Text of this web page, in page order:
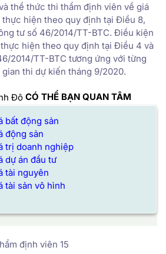
thể thức thi thẩm định viên về giá
thực hiện theo quy định tại Điều 8,
tư số 46/2014/TT-BTC. Điều kiện
hiện theo quy định tại Điều 4 và
2014/TT-BTC tương ứng với từng
thi dự kiến tháng 9/2020.
CÓ THỂ BẠN QUAN TÂM
bất động sản
động sản
trị doanh nghiệp
dự án đầu tư
tài nguyên
tài sản vô hình